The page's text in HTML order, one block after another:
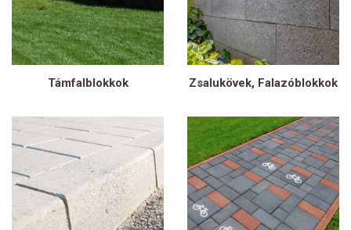
Támfalblokkok Zsalukövek, Falazóblokkok